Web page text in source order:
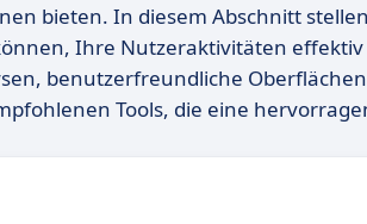
bieten. In diesem Abschnitt
Ihre Nutzeraktivitäten
benutzerfreundliche
Tools, die eine